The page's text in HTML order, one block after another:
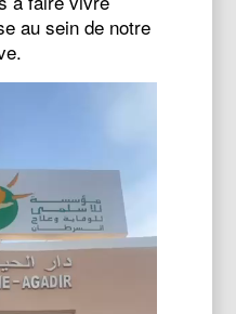
au sein de notre